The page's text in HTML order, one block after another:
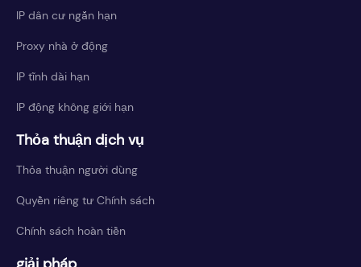
IP dân cư ngắn hạn
Proxy nhà ở động
IP tĩnh dài hạn
IP động không giới hạn
Thỏa thuận dịch vụ
Thỏa thuận người dùng
Quyền riêng tư Chính sách
Chính sách hoàn tiền